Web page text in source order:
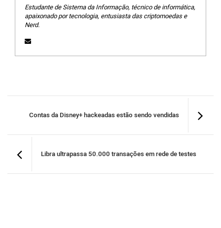
Estudante de Sistema da Informação, técnico de informática,
apaixonado por tecnologia, entusiasta das criptomoedas e
Nerd.
Contas da Disney+ hackeadas estão sendo vendidas
Libra ultrapassa 50.000 transações em rede de testes